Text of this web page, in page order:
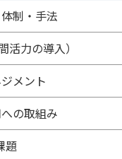
制・手法
活力の導入）
メント
の取組み
題